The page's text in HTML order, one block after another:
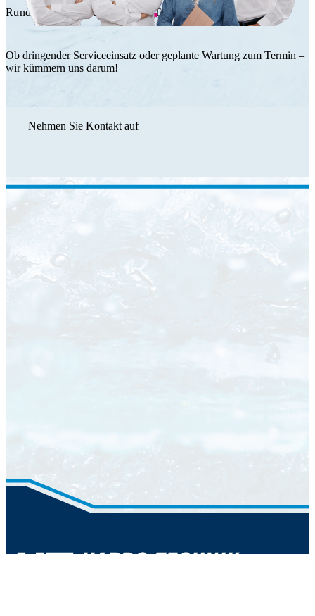
Rundum Service durch das HT Team.
Ob dringender Serviceeinsatz oder geplante Wartung zum Termin –
wir kümmern uns darum!
Nehmen Sie Kontakt auf